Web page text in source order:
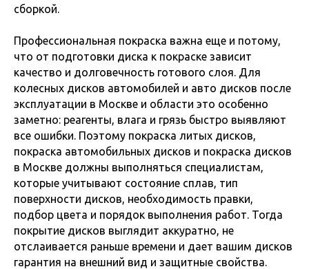
сборкой.
Профессиональная покраска важна еще и потому,
что от подготовки диска к покраске зависит
качество и долговечность готового слоя. Для
колесных дисков автомобилей и авто дисков после
эксплуатации в Москве и области это особенно
заметно: реагенты, влага и грязь быстро выявляют
все ошибки. Поэтому покраска литых дисков,
покраска автомобильных дисков и покраска дисков
в Москве должны выполняться специалистам,
которые учитывают состояние сплав, тип
поверхности дисков, необходимость правки,
подбор цвета и порядок выполнения работ. Тогда
покрытие дисков выглядит аккуратно, не
отслаивается раньше времени и дает вашим дисков
гарантия на внешний вид и защитные свойства.